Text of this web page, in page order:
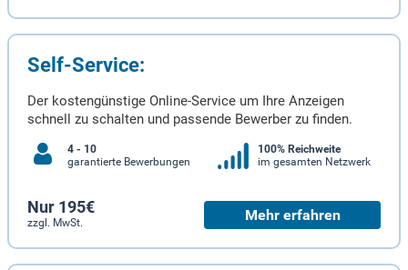
Self-Service:
Der kostengünstige Online-Service um Ihre Anzeigen
schnell zu schalten und passende Bewerber zu finden.
4 - 10
garantierte Bewerbungen
100% Reichweite
im gesamten Netzwerk
Nur 195€
zzgl. MwSt. Mehr erfahren